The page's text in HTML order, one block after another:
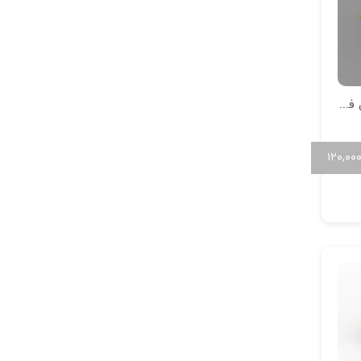
گوشواره میخی بال فرشته
۱۲۰,۰۰۰